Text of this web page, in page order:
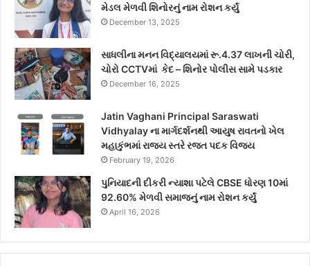
મેડલ મેળવી શિનોરનું નામ રોશન કર્યું
December 13, 2025
સાધલીના મનન વિદ્યાલયમાં રૂ.4.37 લાખની ચોરી,
ચોરો CCTVમાં કેદ – શિનોર પોલીસ સામે પડકાર
December 16, 2025
Jatin Vaghani Principal Saraswati
Vidhyalay ના માર્ગદર્શનથી આયુષ રાવતનો ખેલ
મહાકુંભમાં રાજ્ય સ્તરે રજત પદક વિજય
February 19, 2026
પુનિયાદની દીકરી ન્યાશા પટેલે CBSE ધોરણ 10માં
92.60% મેળવી સમાજનું નામ રોશન કર્યું
April 16, 2026